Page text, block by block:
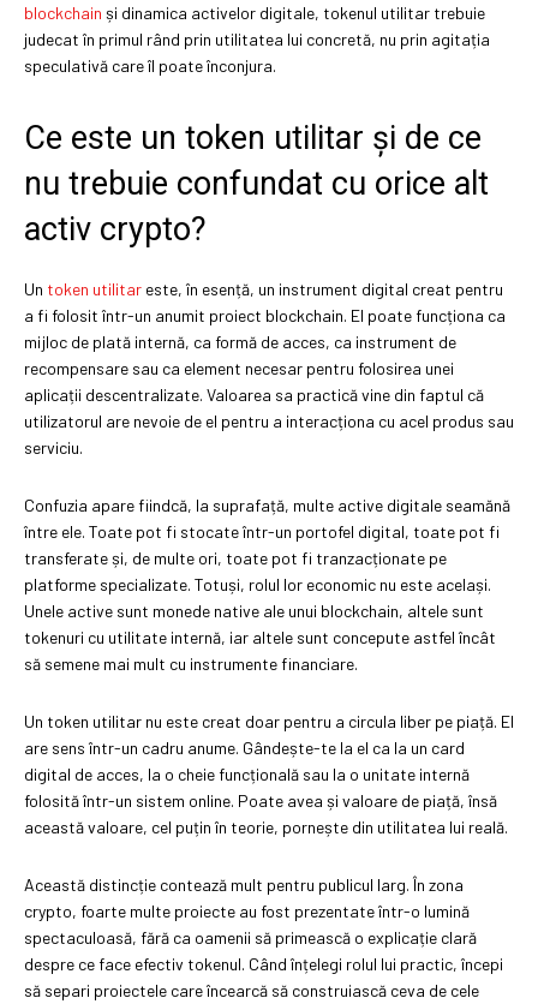
blockchain și dinamica activelor digitale, tokenul utilitar trebuie
judecat în primul rând prin utilitatea lui concretă, nu prin agitația
speculativă care îl poate înconjura.
Ce este un token utilitar și de ce
nu trebuie confundat cu orice alt
activ crypto?
Un token utilitar este, în esență, un instrument digital creat pentru
a fi folosit într-un anumit proiect blockchain. El poate funcționa ca
mijloc de plată internă, ca formă de acces, ca instrument de
recompensare sau ca element necesar pentru folosirea unei
aplicații descentralizate. Valoarea sa practică vine din faptul că
utilizatorul are nevoie de el pentru a interacționa cu acel produs sau
serviciu.
Confuzia apare fiindcă, la suprafață, multe active digitale seamănă
între ele. Toate pot fi stocate într-un portofel digital, toate pot fi
transferate și, de multe ori, toate pot fi tranzacționate pe
platforme specializate. Totuși, rolul lor economic nu este același.
Unele active sunt monede native ale unui blockchain, altele sunt
tokenuri cu utilitate internă, iar altele sunt concepute astfel încât
să semene mai mult cu instrumente financiare.
Un token utilitar nu este creat doar pentru a circula liber pe piață. El
are sens într-un cadru anume. Gândește-te la el ca la un card
digital de acces, la o cheie funcțională sau la o unitate internă
folosită într-un sistem online. Poate avea și valoare de piață, însă
această valoare, cel puțin în teorie, pornește din utilitatea lui reală.
Această distincție contează mult pentru publicul larg. În zona
crypto, foarte multe proiecte au fost prezentate într-o lumină
spectaculoasă, fără ca oamenii să primească o explicație clară
despre ce face efectiv tokenul. Când înțelegi rolul lui practic, începi
să separi proiectele care încearcă să construiască ceva de cele